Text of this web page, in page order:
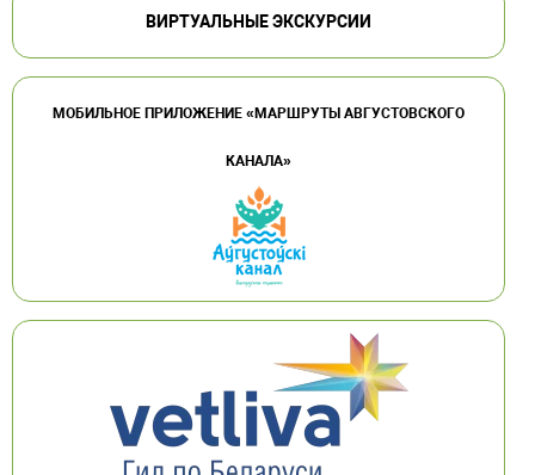
ВИРТУАЛЬНЫЕ ЭКСКУРСИИ
МОБИЛЬНОЕ ПРИЛОЖЕНИЕ «МАРШРУТЫ АВГУСТОВСКОГО
КАНАЛА»